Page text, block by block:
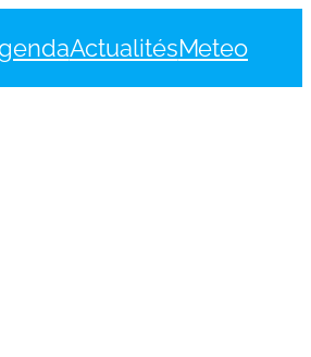
ActualitésMeteo